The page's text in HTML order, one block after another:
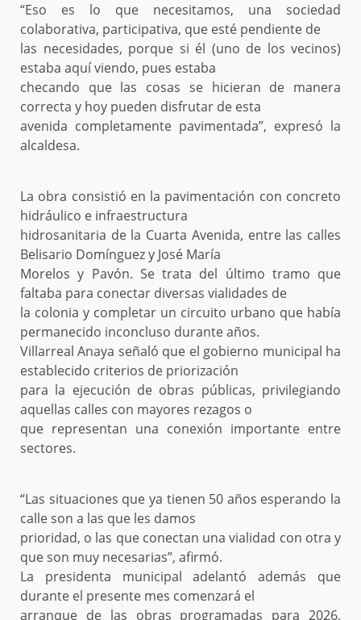
“Eso es lo que necesitamos, una sociedad
colaborativa, participativa, que esté pendiente de
las necesidades, porque si él (uno de los vecinos)
estaba aquí viendo, pues estaba
checando que las cosas se hicieran de manera
correcta y hoy pueden disfrutar de esta
avenida completamente pavimentada”, expresó la
alcaldesa.
La obra consistió en la pavimentación con concreto
hidráulico e infraestructura
hidrosanitaria de la Cuarta Avenida, entre las calles
Belisario Domínguez y José María
Morelos y Pavón. Se trata del último tramo que
faltaba para conectar diversas vialidades de
la colonia y completar un circuito urbano que había
permanecido inconcluso durante años.
Villarreal Anaya señaló que el gobierno municipal ha
establecido criterios de priorización
para la ejecución de obras públicas, privilegiando
aquellas calles con mayores rezagos o
que representan una conexión importante entre
sectores.
“Las situaciones que ya tienen 50 años esperando la
calle son a las que les damos
prioridad, o las que conectan una vialidad con otra y
que son muy necesarias”, afirmó.
La presidenta municipal adelantó además que
durante el presente mes comenzará el
arranque de las obras programadas para 2026,